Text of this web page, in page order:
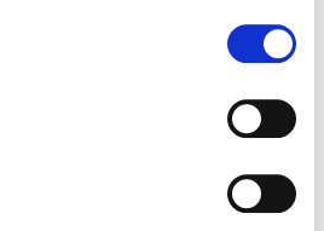
più puntuale previsione nei
danno…
della PA, con un deciso